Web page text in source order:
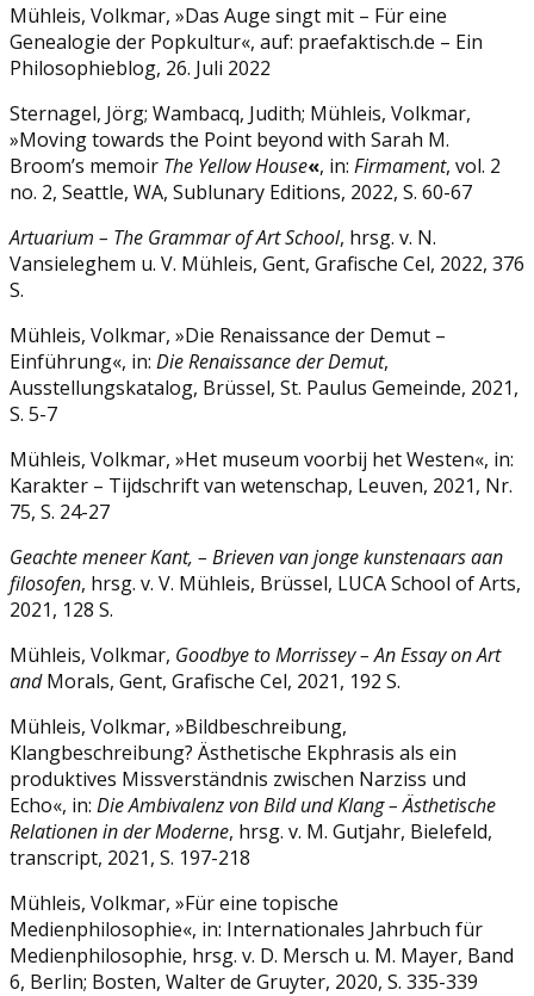
Mühleis, Volkmar, »Das Auge singt mit – Für eine
Genealogie der Popkultur«, auf: praefaktisch.de – Ein
Philosophieblog, 26. Juli 2022
Sternagel, Jörg; Wambacq, Judith; Mühleis, Volkmar,
»Moving towards the Point beyond with Sarah M.
Broom’s memoir The Yellow House«, in: Firmament, vol. 2
no. 2, Seattle, WA, Sublunary Editions, 2022, S. 60-67
Artuarium – The Grammar of Art School, hrsg. v. N.
Vansieleghem u. V. Mühleis, Gent, Grafische Cel, 2022, 376
S.
Mühleis, Volkmar, »Die Renaissance der Demut –
Einführung«, in: Die Renaissance der Demut,
Ausstellungskatalog, Brüssel, St. Paulus Gemeinde, 2021,
S. 5-7
Mühleis, Volkmar, »Het museum voorbij het Westen«, in:
Karakter – Tijdschrift van wetenschap, Leuven, 2021, Nr.
75, S. 24-27
Geachte meneer Kant, – Brieven van jonge kunstenaars aan
filosofen, hrsg. v. V. Mühleis, Brüssel, LUCA School of Arts,
2021, 128 S.
Mühleis, Volkmar, Goodbye to Morrissey – An Essay on Art
andMorals, Gent, Grafische Cel, 2021, 192 S.
Mühleis, Volkmar, »Bildbeschreibung,
Klangbeschreibung? Ästhetische Ekphrasis als ein
produktives Missverständnis zwischen Narziss und
Echo«, in: Die Ambivalenz von Bild und Klang – Ästhetische
Relationen in der Moderne, hrsg. v. M. Gutjahr, Bielefeld,
transcript, 2021, S. 197-218
Mühleis, Volkmar, »Für eine topische
Medienphilosophie«, in: Internationales Jahrbuch für
Medienphilosophie, hrsg. v. D. Mersch u. M. Mayer, Band
6, Berlin; Bosten, Walter de Gruyter, 2020, S. 335-339